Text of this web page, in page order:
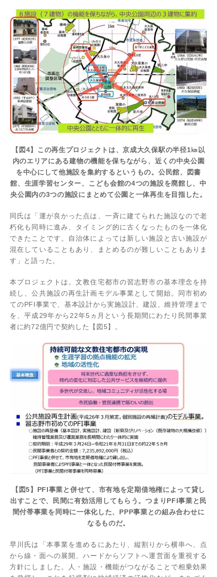
【図4】この再生プロジェクトは、京成大久保駅の半径1㎞以
内のエリアにある建物の機能を保ちながら、近くの中央公園
を中心にして他施設を集約するというもの。公民館、図書
館、生涯学習センター、こども会館の4つの施設を廃館し、中
央公園内の3つの施設にまとめて公園と一体再生を目指した。
同氏は「運が良かった点は、一斉に建てられた施設なので老
朽化も同時に進み、タイミング的に古くなったものを一体化
できたことです。自治体によっては新しい施設と古い施設が
混在していることもあり、まとめるのが難しいこともありま
す」と語った。
本プロジェクトは。文教住宅都市の習志野市の基本理念を持
続し、公共施設の再生計画モデル事業として開始。同市初め
てのPFI事業で、基本設計から実施設計、建設、維持管理まで
を、平成29年から22年5ヵ月という長期間にわたり民間事業
者に約72億円で契約した【図5】。
【図5】PFI事業と併せて、市有地を定期借地権によって貸し
出すことで、民間に有効活用してもらう。つまりPFI事業と民
間付帯事業を同時に一体化した、PPP事業との組み合わせに
なるものだ。
早川氏は「本事業を進めるにあたり、縦割りから横串へ、点
から線・面への展開、ハードからソフトへ運営面を重視する
方針にしました。人・施設・機能がつながることで相乗効果